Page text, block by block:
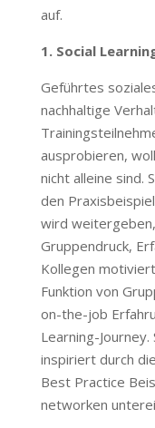
auf.
1. Social
Geführtes
nachhaltige
ausprobieren,
nicht alleine sind.
den
wird
Gruppendruck,
Kollegen
Funktion von
on-the-job
Learning-
inspiriert durch
Best Practice
networken